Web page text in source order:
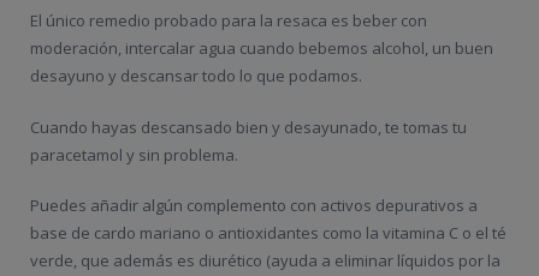
El único remedio probado para la resaca es beber con
moderación, intercalar agua cuando bebemos alcohol, un buen
desayuno y descansar todo lo que podamos.
Cuando hayas descansado bien y desayunado, te tomas tu
paracetamol y sin problema.
Puedes añadir algún complemento con activos depurativos a
base de cardo mariano o antioxidantes como la vitamina C o el té
verde, que además es diurético (ayuda a eliminar líquidos por la